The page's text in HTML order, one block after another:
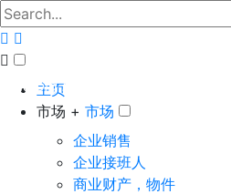
The big marketplace for business
主页
市场 + 市场
企业销售
企业接班人
商业财产，物件